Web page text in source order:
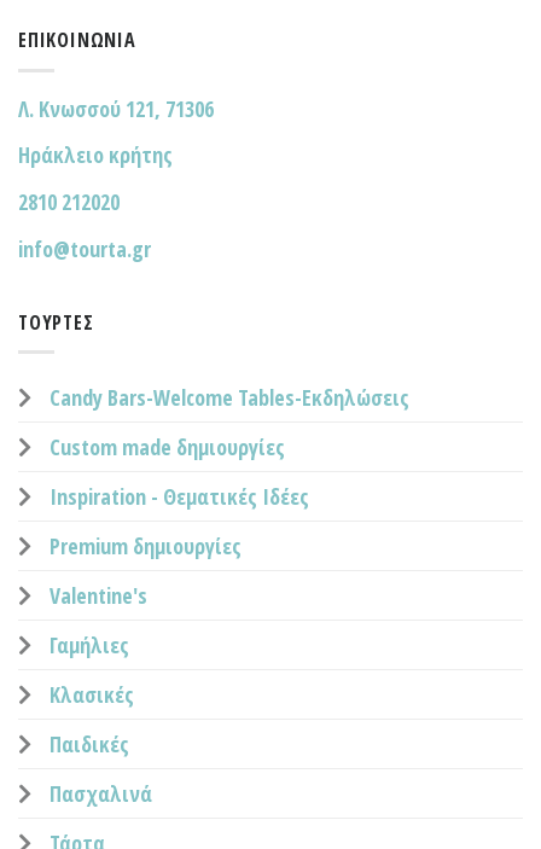
ΕΠΙΚΟΙΝΩΝΊΑ
Λ. Κνωσσού 121, 71306
Ηράκλειο κρήτης
2810 212020
info@tourta.gr
ΤΟΎΡΤΕΣ
Candy Bars-Welcome Tables-Εκδηλώσεις
Custom made δημιουργίες
Inspiration - Θεματικές Ιδέες
Premium δημιουργίες
Valentine's
Γαμήλιες
Κλασικές
Παιδικές
Πασχαλινά